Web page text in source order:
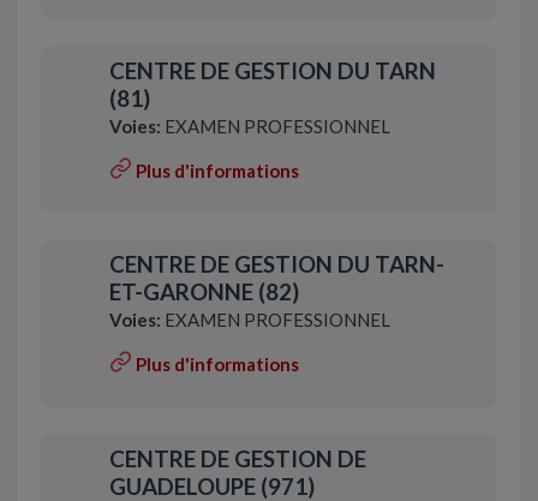
CENTRE DE GESTION DU TARN
(81)
Voies: EXAMEN PROFESSIONNEL
Plus d'informations
CENTRE DE GESTION DU TARN-
ET-GARONNE (82)
Voies: EXAMEN PROFESSIONNEL
Plus d'informations
CENTRE DE GESTION DE
GUADELOUPE (971)